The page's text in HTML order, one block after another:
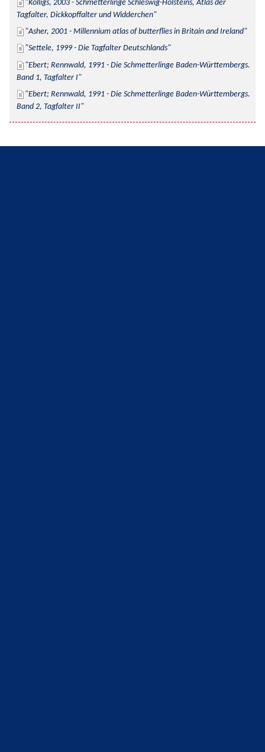
Kolligs, 2003 - Schmetterlinge Schleswig-Holsteins, Atlas der
Tagfalter, Dickkopffalter und Widderchen
Asher, 2001 - Millennium atlas of butterflies in Britain and Ireland
Settele, 1999 - Die Tagfalter Deutschlands
Ebert; Rennwald, 1991 - Die Schmetterlinge Baden-Württembergs.
Band 1, Tagfalter I
Ebert; Rennwald, 1991 - Die Schmetterlinge Baden-Württembergs.
Band 2, Tagfalter II